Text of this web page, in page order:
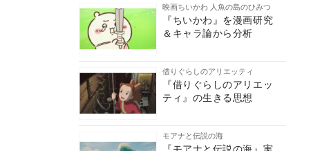
映画ちいかわ 人魚の島のひみつ
『ちいかわ』を漫画研究
＆キャラ論から分析
借りぐらしのアリエッティ
『借りぐらしのアリエッ
ティ』の生きる思想
モアナと伝説の海
『モアナと伝説の海』実